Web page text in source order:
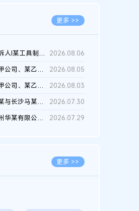
更多 >>
上诉人I某工具制品有限公司与被上诉人程某及一审被告中华人民共和...
2026.08.06
某甲公司、某乙公司、某丙公司申请诉前行为保全复议裁定书
2026.08.05
某甲公司、某乙公司、官某与某丙公司专利申请权权属纠纷 二审判决...
2026.08.03
谭某与长沙马某堆农产品股份有限公司滥用市场支配地位纠纷二审裁...
2026.07.30
杭州华某有限公司与菲某有限公司侵害发明专利权纠纷 2026.07.29
更多 >>